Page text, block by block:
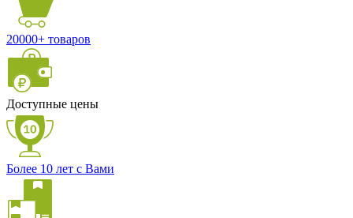
20000+ товаров
Доступные цены
Более 10 лет с Вами